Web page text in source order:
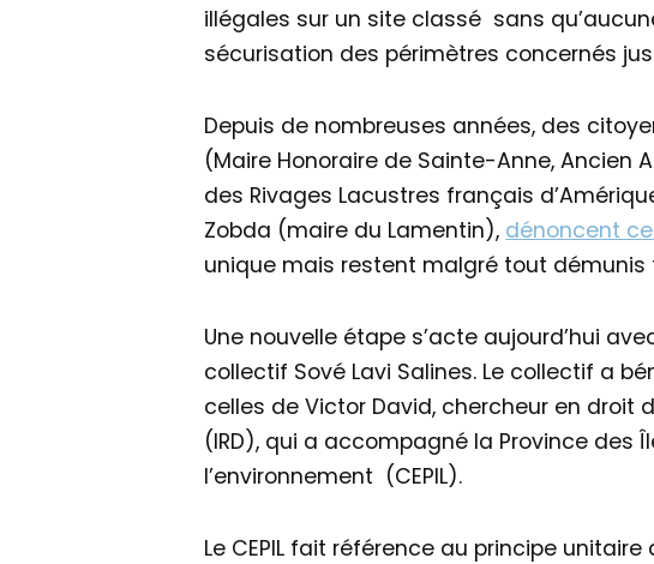
illégales sur un site classé sans
sécurisation des périmètres concernés
Depuis de nombreuses années, des
(Maire Honoraire de Sainte-Anne, Ancien
des Rivages Lacustres français
Zobda (maire du Lamentin), dénoncent
unique mais restent malgré tout
Une nouvelle étape s’acte aujourd’hui
collectif Sové Lavi Salines. Le collectif a
celles de Victor David, chercheur en droit
(IRD), qui a accompagné la Province des
l’environnement (CEPIL).
Le CEPIL fait référence au principe